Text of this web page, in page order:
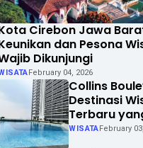
Mahasiswa Kuliah Kerja
Universitas Andalas. (Foto:
Cirebon Jawa
dan Pesona
Dikunjungi
February 04, 2026
Collins
Destinasi
Terbaru
Dikunjungi di
WISATA February